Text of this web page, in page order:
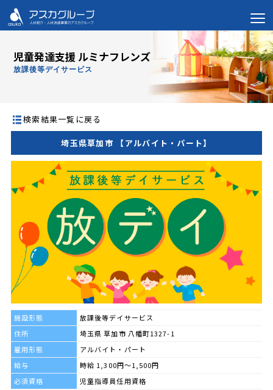
児童発達支援 ルミナフレンズ
放課後等デイサービス
検索結果一覧に戻る
埼玉県草加市 【アルバイト・パート】
施設形態
放課後等デイサービス
住所
埼玉県 草加市 八幡町1327-1
雇用形態
アルバイト・パート
給与
時給 1,300円～1,500円
必須資格
児童指導員任用資格